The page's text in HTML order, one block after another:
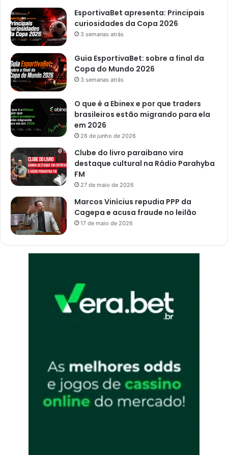
à
p
o
c
e
e
n
a
m
d
o
c
s
s
o
EsportivaBet apresenta: Principais
curiosidades da Copa 2026
3 semanas atrás
Guia EsportivaBet: sobre a final da
Copa do Mundo 2026
3 semanas atrás
O que é a Ebinex e por que traders
brasileiros estão migrando para ela
em 2026
26 de junho de 2026
Clube do livro paraibano vira
destaque cultural na Rádio Parahyba
FM
27 de maio de 2026
Marcos Vinícius repudia PPP da
Cagepa e acusa fraude no leilão
17 de maio de 2026